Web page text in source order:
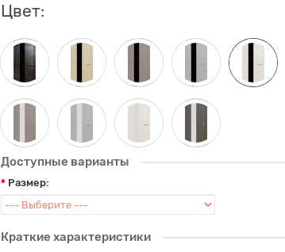
Цвет:
Доступные варианты
Размер:
Краткие характеристики